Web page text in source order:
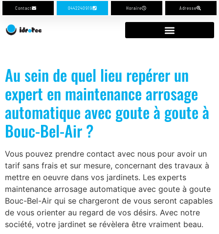
Contact 0442240919 Horaire Adresse
Au sein de quel lieu repérer un
expert en maintenance arrosage
automatique avec goute à goute à
Bouc-Bel-Air ?
Vous pouvez prendre contact avec nous pour avoir un
tarif sans frais et sur mesure, concernant des travaux à
mettre en oeuvre dans vos jardinets. Les experts
maintenance arrosage automatique avec goute à goute
Bouc-Bel-Air qui se chargeront de vous seront capables
de vous orienter au regard de vos désirs. Avec notre
société, votre jardinet se révèlera être vraiment beau.